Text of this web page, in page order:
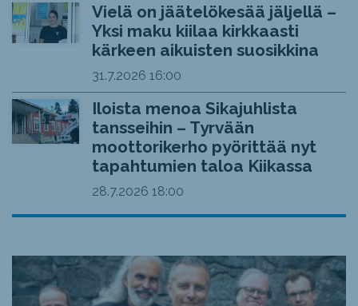
Vielä on jäätelökesää jäljellä –
Yksi maku kiilaa kirkkaasti
kärkeen aikuisten suosikkina
31.7.2026 16:00
Iloista menoa Sikajuhlista
tansseihin – Tyrvään
moottorikerho pyörittää nyt
tapahtumien taloa Kiikassa
28.7.2026 18:00